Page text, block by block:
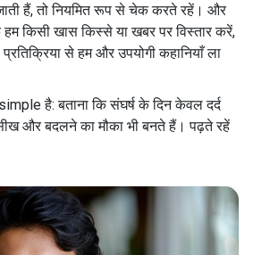
हैं, तो नियमित रूप से चेक करते रहें। और
किसी खास किस्से या खबर पर विस्तार करें,
से हम और उपयोगी कहानियाँ ला
है: बताना कि संघर्ष के दिन केवल दर्द
और बदलने का मौका भी बनते हैं। पढ़ते रहें